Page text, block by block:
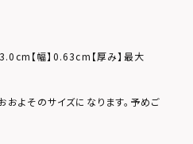
【幅】0.63cm【厚み】最大
よそのサイズになります。予めご